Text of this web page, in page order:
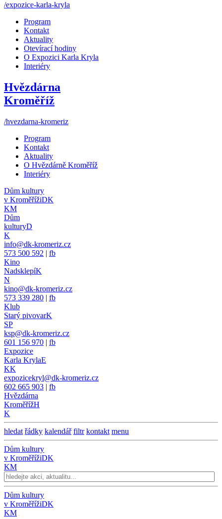
/expozice-karla-kryla
Program
Kontakt
Aktuality
Otevírací hodiny
O Expozici Karla Kryla
Interiéry
Hvězdárna
Kroměříž
/hvezdarna-kromeriz
Program
Kontakt
Aktuality
O Hvězdárně Kroměříž
Interiéry
Dům kultury
v KroměřížiDK
KM
Dům
kulturyD
K
info@dk-kromeriz.cz
573 500 592 | fb
Kino
NadsklepíK
N
kino@dk-kromeriz.cz
573 339 280 | fb
Klub
Starý pivovarK
SP
ksp@dk-kromeriz.cz
601 156 970 | fb
Expozice
Karla KrylaE
KK
expozicekryl@dk-kromeriz.cz
602 665 903 | fb
Hvězdárna
KroměřížH
K
hledat řádky kalendář filtr kontakt menu
Dům kultury
v KroměřížiDK
KM
Dům kultury
v KroměřížiDK
KM